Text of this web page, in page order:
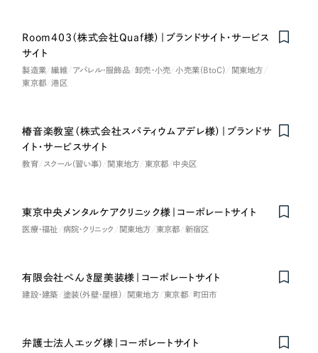
Room403（株式会社Quaf様）｜ブランドサイト・サービス
サイト
製造業 繊維 アパレル・服飾品 卸売・小売 小売業（BtoC）
関東地方
東京都
港区
椿音楽教室（株式会社スパティウムアデレ様）｜ブランドサ
イト・サービスサイト
教育 スクール（習い事） 関東地方 東京都 中央区
東京中央メンタルケアクリニック様｜コーポレートサイト
医療・福祉 病院・クリニック 関東地方 東京都 新宿区
有限会社ぺんき屋美装様｜コーポレートサイト
建設・建築 塗装（外壁・屋根） 関東地方 東京都 町田市
弁護士法人エッグ様｜コーポレートサイト